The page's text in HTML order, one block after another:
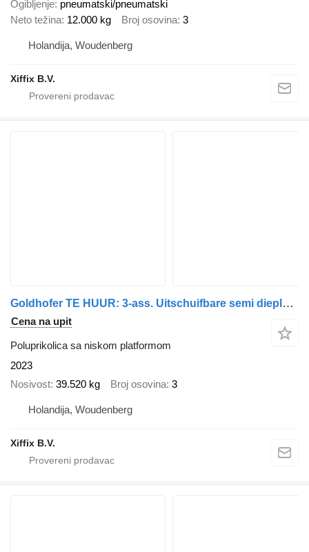
Ogibljenje pneumatski/pneumatski
Neto težina 12.000 kg Broj osovina 3
Holandija, Woudenberg
Xiffix B.V.
Goldhofer TE HUUR: 3-ass. Uitschuifbare semi dieplader // Naloop gestuurd
Cena na upit
Poluprikolica sa niskom platformom
2023
Nosivost 39.520 kg Broj osovina 3
Holandija, Woudenberg
Xiffix B.V.